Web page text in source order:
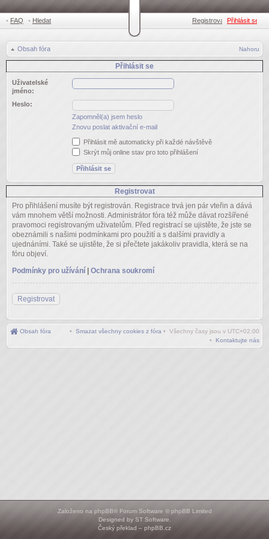
• FAQ • Hledat Registrovat •
Přihlásit se
Obsah fóra Nahoru
Přihlásit se
Uživatelské
jméno:
Heslo:
Zapomněl(a) jsem heslo
Znovu poslat aktivační e-mail
Přihlásit mě automaticky při každé návštěvě
Skrýt můj online stav pro toto přihlášení
Registrovat
Pro přihlášení musíte být registrován. Registrace trvá jen pár vteřin a dává
vám mnohem větší možnosti. Administrátor fóra též může dávat rozšířené
pravomoci registrovaným uživatelům. Před registrací se ujistěte, že jste se
obeznámili s našimi podmínkami pro použití a s dalšími pravidly a
ujednáními. Také se ujistěte, že si přečtete jakákoliv pravidla, která se na
fóru objeví.
Podmínky pro užívání
Ochrana soukromí
Registrovat
Obsah fóra • Všechny časy jsou v UTC+02:00
• Smazat všechny cookies z fóra
• Kontaktujte nás
Založeno na phpBB® Forum Software © phpBB Limited
Designed by ST Software
Český překlad – phpBB.cz